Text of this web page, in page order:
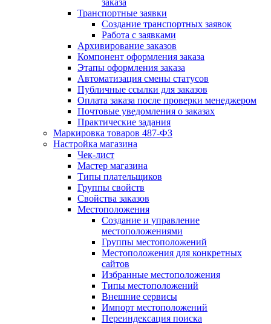
заказа
Транспортные заявки
Создание транспортных заявок
Работа с заявками
Архивирование заказов
Компонент оформления заказа
Этапы оформления заказа
Автоматизация смены статусов
Публичные ссылки для заказов
Оплата заказа после проверки менеджером
Почтовые уведомления о заказах
Практические задания
Маркировка товаров 487-ФЗ
Настройка магазина
Чек-лист
Мастер магазина
Типы плательщиков
Группы свойств
Свойства заказов
Местоположения
Создание и управление
местоположениями
Группы местоположений
Местоположения для конкретных
сайтов
Избранные местоположения
Типы местоположений
Внешние сервисы
Импорт местоположений
Переиндексация поиска